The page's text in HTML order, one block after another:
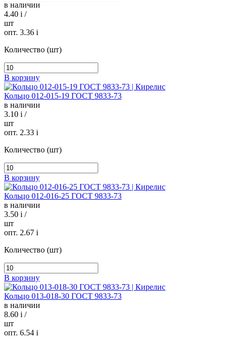
в наличии
4.40 i /
шт
опт. 3.36 i
Количество (шт)
В корзину
Кольцо 012-015-19 ГОСТ 9833-73
в наличии
3.10 i /
шт
опт. 2.33 i
Количество (шт)
В корзину
Кольцо 012-016-25 ГОСТ 9833-73
в наличии
3.50 i /
шт
опт. 2.67 i
Количество (шт)
В корзину
Кольцо 013-018-30 ГОСТ 9833-73
в наличии
8.60 i /
шт
опт. 6.54 i